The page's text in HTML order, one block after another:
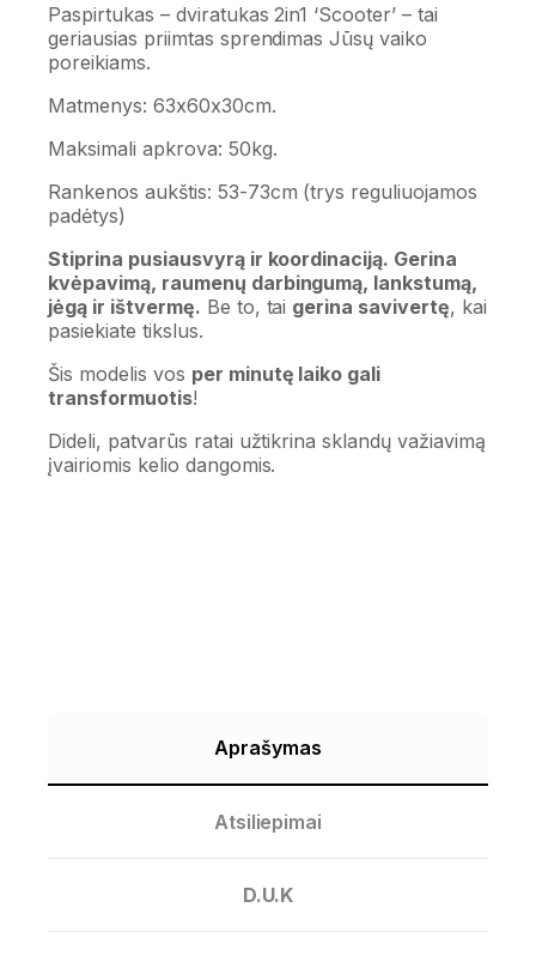
Paspirtukas – dviratukas 2in1 ‘Scooter’ – tai
geriausias priimtas sprendimas Jūsų vaiko
poreikiams.
Matmenys: 63x60x30cm.
Maksimali apkrova: 50kg.
Rankenos aukštis: 53-73cm (trys reguliuojamos
padėtys)
Stiprina pusiausvyrą ir koordinaciją. Gerina
kvėpavimą, raumenų darbingumą, lankstumą,
jėgą ir ištvermę. Be to, tai gerina savivertę, kai
pasiekiate tikslus.
Šis modelis vos per minutę laiko gali
transformuotis!
Dideli, patvarūs ratai užtikrina sklandų važiavimą
įvairiomis kelio dangomis.
Aprašymas
Atsiliepimai
D.U.K